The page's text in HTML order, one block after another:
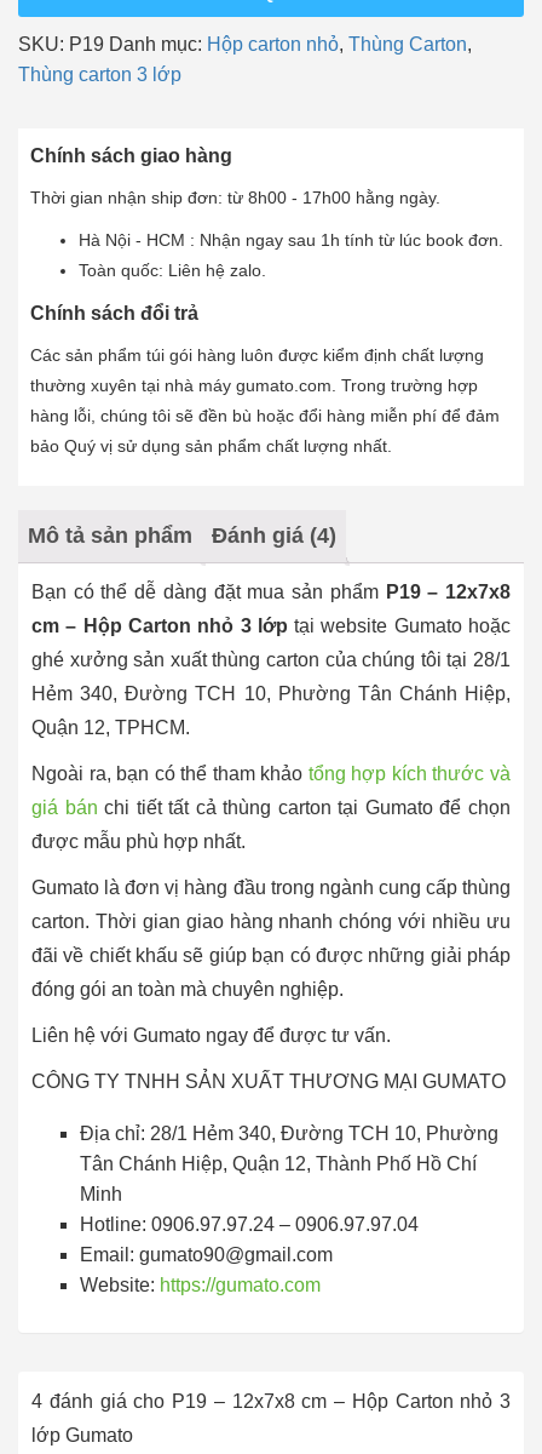
nhỏ
3
Gumato
lượng
SKU: P19 Danh mục: Hộp carton nhỏ, Thùng Carton,
Thùng carton 3 lớp
Chính sách giao hàng
Thời gian nhận ship đơn: từ 8h00 - 17h00 hằng ngày.
Hà Nội - HCM : Nhận ngay sau 1h tính từ lúc book đơn.
Toàn quốc: Liên hệ zalo.
Chính sách đổi trả
Các sản phẩm túi gói hàng luôn được kiểm định chất lượng
thường xuyên tại nhà máy gumato.com. Trong trường hợp
hàng lỗi, chúng tôi sẽ đền bù hoặc đổi hàng miễn phí để đảm
bảo Quý vị sử dụng sản phẩm chất lượng nhất.
Mô tả sản phẩm Đánh giá (4)
Bạn có thể dễ dàng đặt mua sản phẩm P19 – 12x7x8
cm – Hộp Carton nhỏ 3 lớp tại website Gumato hoặc
ghé xưởng sản xuất thùng carton của chúng tôi tại 28/1
Hẻm 340, Đường TCH 10, Phường Tân Chánh Hiệp,
Quận 12, TPHCM.
Ngoài ra, bạn có thể tham khảo tổng hợp kích thước và
giá bán chi tiết tất cả thùng carton tại Gumato để chọn
được mẫu phù hợp nhất.
Gumato là đơn vị hàng đầu trong ngành cung cấp thùng
carton. Thời gian giao hàng nhanh chóng với nhiều ưu
đãi về chiết khấu sẽ giúp bạn có được những giải pháp
đóng gói an toàn mà chuyên nghiệp.
Liên hệ với Gumato ngay để được tư vấn.
CÔNG TY TNHH SẢN XUẤT THƯƠNG MẠI GUMATO
Địa chỉ: 28/1 Hẻm 340, Đường TCH 10, Phường
Tân Chánh Hiệp, Quận 12, Thành Phố Hồ Chí
Minh
Hotline: 0906.97.97.24 – 0906.97.97.04
Email: gumato90@gmail.com
Website: https://gumato.com
4 đánh giá cho P19 – 12x7x8 cm – Hộp Carton nhỏ 3
lớp Gumato